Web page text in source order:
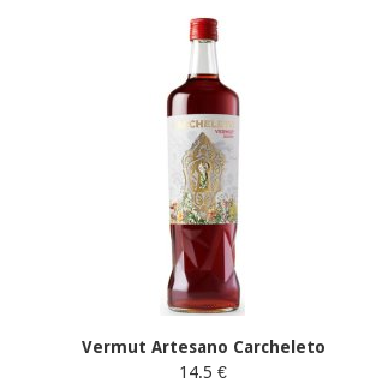
Vermut Artesano Carcheleto
14.5 €